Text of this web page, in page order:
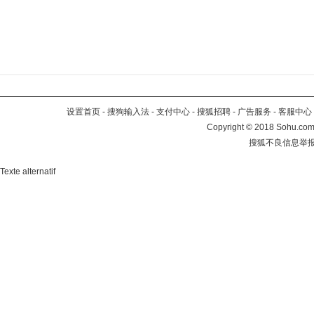
设置首页 - 搜狗输入法 - 支付中心 - 搜狐招聘 - 广告服务 - 客服中心
Copyright©2018
搜狐不良信息举
Texte alternatif